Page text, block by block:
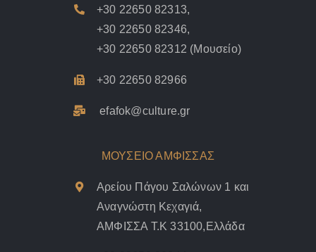
+30 22650 82313,
+30 22650 82346,
+30 22650 82312 (Μουσείο)
+30 22650 82966
efafok@culture.gr
ΜΟΥΣΕΙΟ ΑΜΦΙΣΣΑΣ
Αρείου Πάγου Σαλώνων 1 και
Αναγνώστη Κεχαγιά,
ΑΜΦΙΣΣΑ Τ.Κ 33100,Ελλάδα